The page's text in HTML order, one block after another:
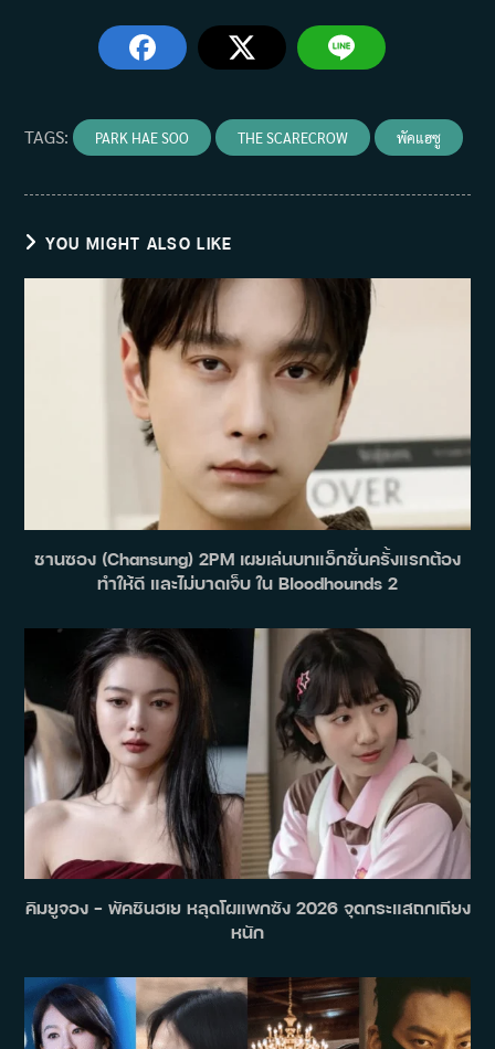
TAGS: PARK HAE SOO THE SCARECROW พัคแฮซู
YOU MIGHT ALSO LIKE
ชานซอง (Chansung) 2PM เผยเล่นบทแอ็กชั่นครั้งแรกต้อง
ทำให้ดี และไม่บาดเจ็บ ใน Bloodhounds 2
คิมยูจอง – พัคชินฮเย หลุดโผแพกซัง 2026 จุดกระแสถกเถียง
หนัก